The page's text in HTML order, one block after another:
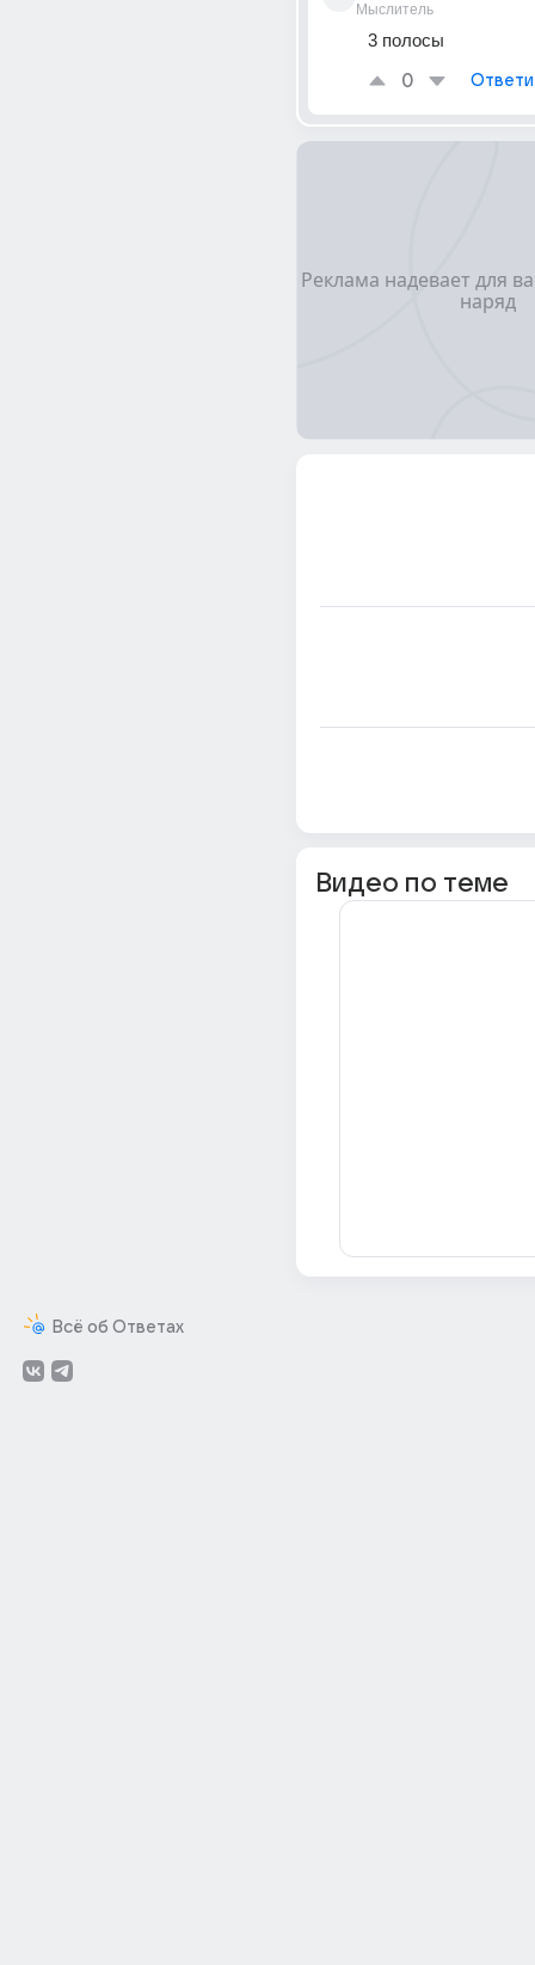
Всё об Ответах
Мыслитель
3 полосы
0
Видео по теме